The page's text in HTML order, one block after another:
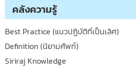
คลังความรู้
Best Practice (แนวปฏิบัติที่เป็นเลิศ)
Definition (นิยามศัพท์)
Siriraj Knowledge